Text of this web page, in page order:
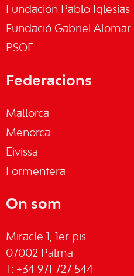
Fundación Pablo Iglesias
Fundació Gabriel Alomar
PSOE
Federacions
Mallorca
Menorca
Eivissa
Formentera
On som
Miracle 1, 1er pis
07002 Palma
T: +34 971 727 544